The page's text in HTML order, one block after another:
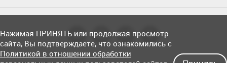
Нажимая ПРИНЯТЬ или продолжая просмотр
сайта, Вы подтверждаете, что ознакомились с
Политикой в отношении обработки